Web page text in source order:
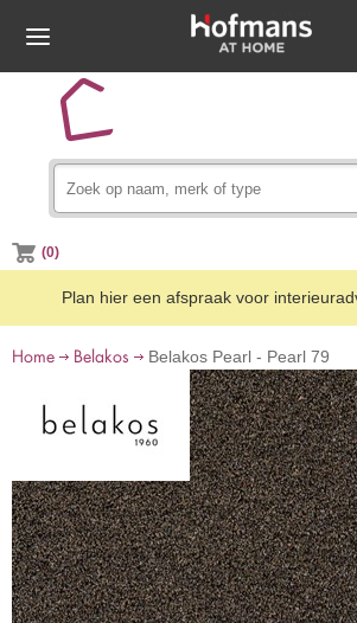
(0)
Plan hier een afspraak voor
Home Belakos Belakos Pearl - Pearl 79